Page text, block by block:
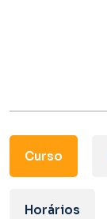
Curso
Horários